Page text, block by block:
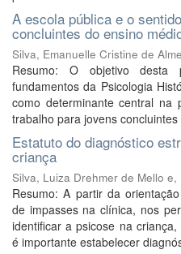
A escola pública e o
concluintes do ensino
Silva, Emanuelle Cristine de
Resumo: O objetivo
fundamentos da Psicologia
como determinante central na
trabalho para jovens
Estatuto do diagnóstico
criança
Silva, Luiza Drehmer de Mello e,
Resumo: A partir da
de impasses na clínica, nos
identificar a psicose na
é importante estabelecer